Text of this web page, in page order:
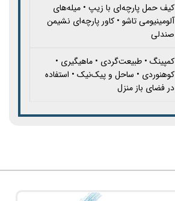
کیف حمل پارچه‌ای با زیپ • میله‌های
آلومینیومی تاشو • کاور پارچه‌ای نشیمن
صندلی
کمپینگ • طبیعت‌گردی • ماهیگیری •
کوهنوردی • ساحل و پیک‌نیک • استفاده
در فضای باز منزل